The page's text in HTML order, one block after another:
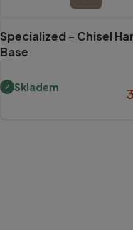
Specialized - Chisel
Base
Skladem